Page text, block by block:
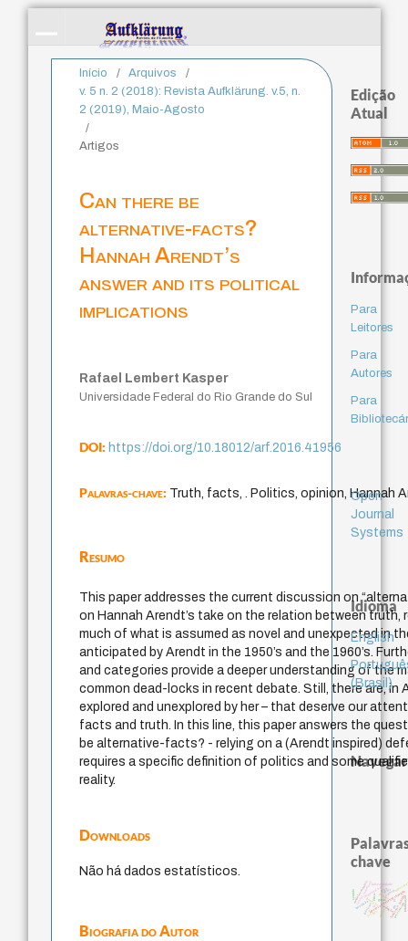
Início / Arquivos
/
v. 5 n. 2 (2018): Revista Aufklärung. v.5, n.
2 (2019), Maio-Agosto
/
Artigos
Can there be
alternative-facts?
Hannah Arendt’s
answer and its political
implications
Rafael Lembert Kasper
Universidade Federal do Rio Grande do Sul
DOI:https://doi.org/10.18012/arf.2016.41956
Palavras-chave: Truth, facts, . Politics, opinion, Hannah
Resumo
This paper addresses the current discussion on
on Hannah Arendt’s take on the relation between
much of what is assumed as novel and unexpected in
anticipated by Arendt in the 1950’s and the 1960’s.
and categories provide a deeper understanding of the
common dead-locks in recent debate. Still, there are, in
explored and unexplored by her – that deserve our
facts and truth. In this line, this paper answers the
be alternative-facts? - relying on a (Arendt inspired)
requires a specific definition of politics and some
reality.
Downloads
Não há dados estatísticos.
Biografia do Autor
Edição
Atual
Para
Leitores
Para
Autores
Para
Open
Journal
Systems
Idioma
English
(Brasil)
Navegar
chave
immanuel kant
japanese education thoughts
gosto
juízo
sensus communisformação fukuzawa yukichi
redução
mulher
popper
modelos mentais falseabilidade
carnap
totalização
nome
judaísmo
revelação pessimismo
ren
ética.
levinas
yi
li
sentido